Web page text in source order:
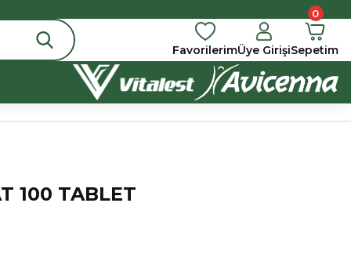
FavorilerimÜye Girişi
0
Sepetim
100 TABLET